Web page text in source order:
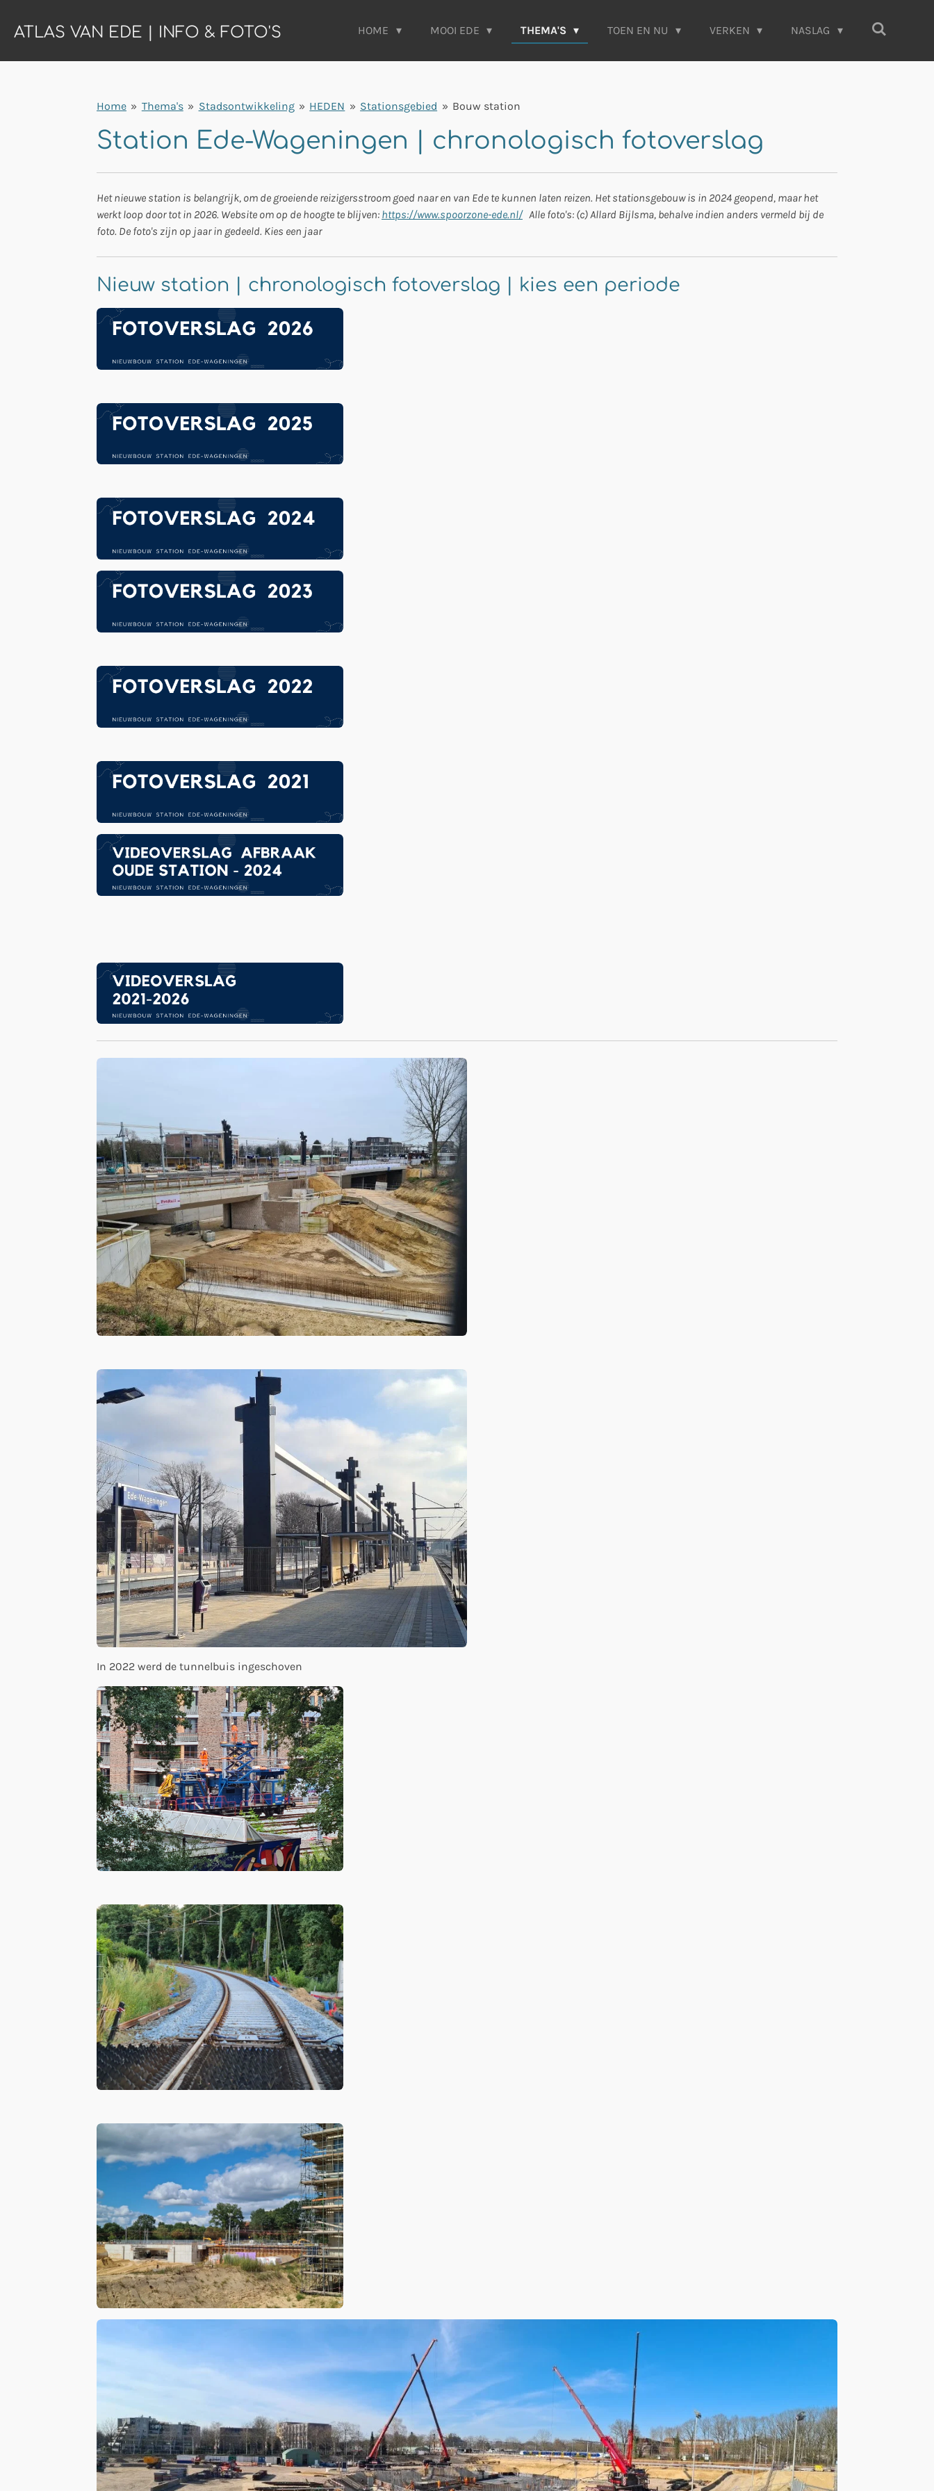
direct
de
ATLAS VAN EDE | INFO & FOTO'S HOME MOOI EDE THEMA'S TOEN EN NU VERKEN NASLAG
Home » Thema's » Stadsontwikkeling » HEDEN » Stationsgebied » Bouw station
Station Ede-Wageningen | chronologisch fotoverslag
Het nieuwe station is belangrijk, om de groeiende reizigersstroom goed naar en van Ede te kunnen laten reizen. Het stationsgebouw is in 2024 geopend, maar het
werkt loop door tot in 2026. Website om op de hoogte te blijven: https://www.spoorzone-ede.nl/Alle foto's: (c) Allard Bijlsma, behalve indien anders vermeld bij de
foto. De foto's zijn op jaar in gedeeld. Kies een jaar
Nieuw station | chronologisch fotoverslag | kies een periode
In 2022 werd de tunnelbuis ingeschoven